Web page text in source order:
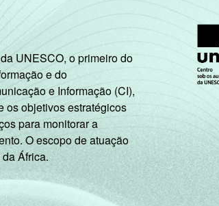
UNESCO, o primeiro do
e do
e Informação (CI),
os objetivos estratégicos
para monitorar a
O escopo de atuação
África.